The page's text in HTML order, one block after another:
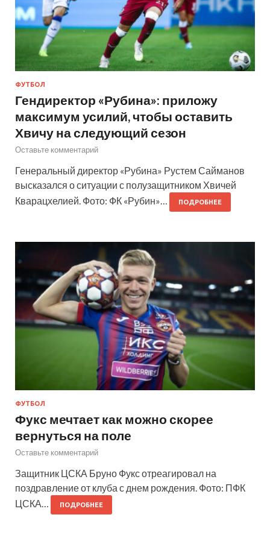
ФУТБОЛ
Гендиректор «Рубина»: приложу
максимум усилий, чтобы оставить
Хвичу на следующий сезон
Оставьте комментарий
Генеральный директор «Рубина» Рустем Сайманов
высказался о ситуации с полузащитником Хвичей
Кварацхелией. Фото: ФК «Рубин»…
ПОДРОБНЕЕ
ФУТБОЛ
Фукс мечтает как можно скорее
вернуться на поле
Оставьте комментарий
Защитник ЦСКА Бруно Фукс отреагировал на
поздравление от клуба с днем рождения. Фото: ПФК
ЦСКА…
ПОДРОБНЕЕ